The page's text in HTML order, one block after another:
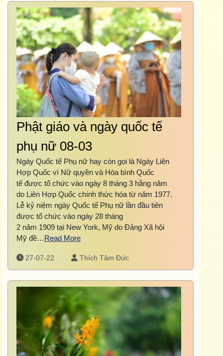
Phật giáo và ngày quốc tế
phụ nữ 08-03
Ngày Quốc tế Phụ nữ hay còn gọi là Ngày Liên
Hợp Quốc vì Nữ quyền và Hòa bình Quốc
tế được tổ chức vào ngày 8 tháng 3 hằng năm
do Liên Hợp Quốc chính thức hóa từ năm 1977.
Lễ kỷ niệm ngày Quốc tế Phụ nữ lần đầu tiên
được tổ chức vào ngày 28 tháng
2 năm 1909 tại New York, Mỹ do Đảng Xã hội
Mỹ đề…Read More
27-07-22 Thích Tâm Đức